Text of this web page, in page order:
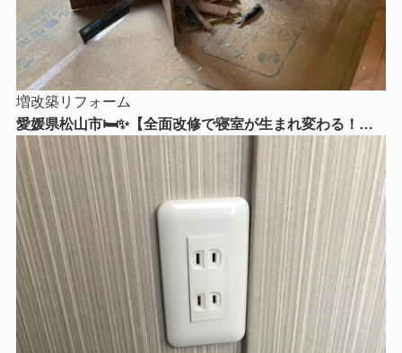
増改築リフォーム
愛媛県松山市🛏️✨【全面改修で寝室が生まれ変わる！】
心からくつろげる理想の寝室リフォームをご紹介😊